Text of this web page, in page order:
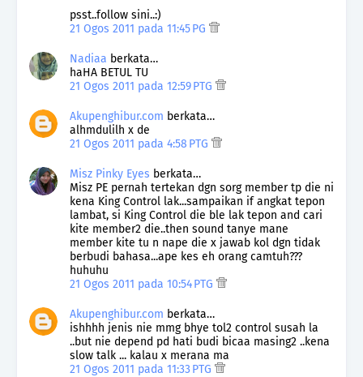
psst..follow sini..:)
21 Ogos 2011 pada 11:45 PG
Nadiaa berkata…
haHA BETUL TU
21 Ogos 2011 pada 12:59 PTG
Akupenghibur.com berkata…
alhmdulilh x de
21 Ogos 2011 pada 4:58 PTG
Misz Pinky Eyes berkata…
Misz PE pernah tertekan dgn sorg member tp die ni
kena King Control lak...sampaikan if angkat tepon
lambat, si King Control die ble lak tepon and cari
kite member2 die..then sound tanye mane
member kite tu n nape die x jawab kol dgn tidak
berbudi bahasa...ape kes eh orang camtuh???
huhuhu
21 Ogos 2011 pada 10:54 PTG
Akupenghibur.com berkata…
ishhhh jenis nie mmg bhye tol2 control susah la
..but nie depend pd hati budi bicaa masing2 ..kena
slow talk ... kalau x merana ma
21 Ogos 2011 pada 11:33 PTG